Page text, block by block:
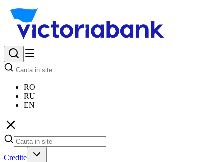
RO
RU
EN
Credite